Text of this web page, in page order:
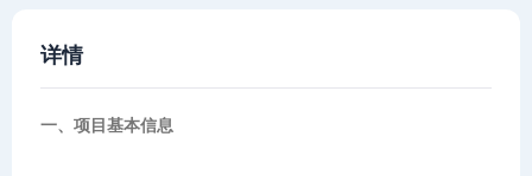
详情
一、项目基本信息